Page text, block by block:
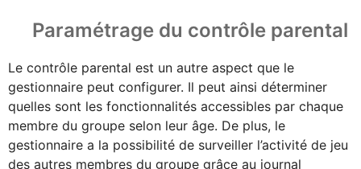
Paramétrage du contrôle parental
Le contrôle parental est un autre aspect que le
gestionnaire peut configurer. Il peut ainsi déterminer
quelles sont les fonctionnalités accessibles par chaque
membre du groupe selon leur âge. De plus, le
gestionnaire a la possibilité de surveiller l’activité de jeu
des autres membres du groupe grâce au journal